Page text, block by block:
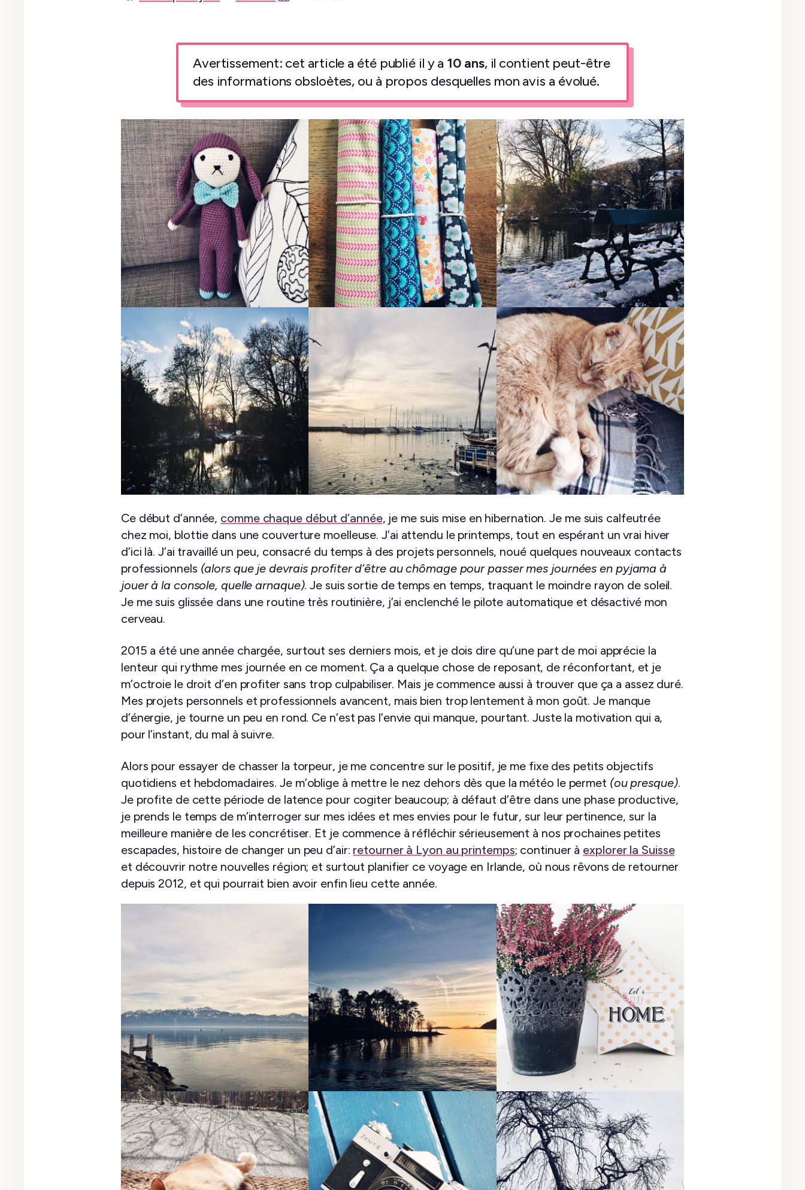
Avertissement: cet article a été publié il y a 10 ans, il contient peut-être
des informations obsloètes, ou à propos desquelles mon avis a évolué.
Ce début d’année, comme chaque début d’année, je me suis mise en hibernation. Je me suis calfeutrée
chez moi, blottie dans une couverture moelleuse. J’ai attendu le printemps, tout en espérant un vrai hiver
d’ici là. J’ai travaillé un peu, consacré du temps à des projets personnels, noué quelques nouveaux contacts
professionnels (alors que je devrais profiter d’être au chômage pour passer mes journées en pyjama à
jouer à la console, quelle arnaque). Je suis sortie de temps en temps, traquant le moindre rayon de soleil.
Je me suis glissée dans une routine très routinière, j’ai enclenché le pilote automatique et désactivé mon
cerveau.
2015 a été une année chargée, surtout ses derniers mois, et je dois dire qu’une part de moi apprécie la
lenteur qui rythme mes journée en ce moment. Ça a quelque chose de reposant, de réconfortant, et je
m’octroie le droit d’en profiter sans trop culpabiliser. Mais je commence aussi à trouver que ça a assez duré.
Mes projets personnels et professionnels avancent, mais bien trop lentement à mon goût. Je manque
d’énergie, je tourne un peu en rond. Ce n’est pas l’envie qui manque, pourtant. Juste la motivation qui a,
pour l’instant, du mal à suivre.
Alors pour essayer de chasser la torpeur, je me concentre sur le positif, je me fixe des petits objectifs
quotidiens et hebdomadaires. Je m’oblige à mettre le nez dehors dès que la météo le permet (ou presque).
Je profite de cette période de latence pour cogiter beaucoup; à défaut d’être dans une phase productive,
je prends le temps de m’interroger sur mes idées et mes envies pour le futur, sur leur pertinence, sur la
meilleure manière de les concrétiser. Et je commence à réfléchir sérieusement à nos prochaines petites
escapades, histoire de changer un peu d’air: retourner à Lyon au printemps; continuer à explorer la Suisse
et découvrir notre nouvelles région; et surtout planifier ce voyage en Irlande, où nous rêvons de retourner
depuis 2012, et qui pourrait bien avoir enfin lieu cette année.